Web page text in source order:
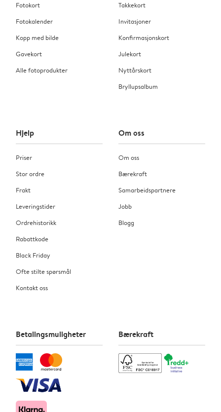
Fotokort
Fotokalender
Kopp med bilde
Gavekort
Alle fotoprodukter
Takkekort
Invitasjoner
Konfirmasjonskort
Julekort
Nyttårskort
Bryllupsalbum
Hjelp
Priser
Stor ordre
Frakt
Leveringstider
Ordrehistorikk
Rabattkode
Black Friday
Ofte stilte spørsmål
Kontakt oss
Om oss
Om oss
Bærekraft
Samarbeidspartnere
Jobb
Blogg
Betalingsmuligheter Bærekraft